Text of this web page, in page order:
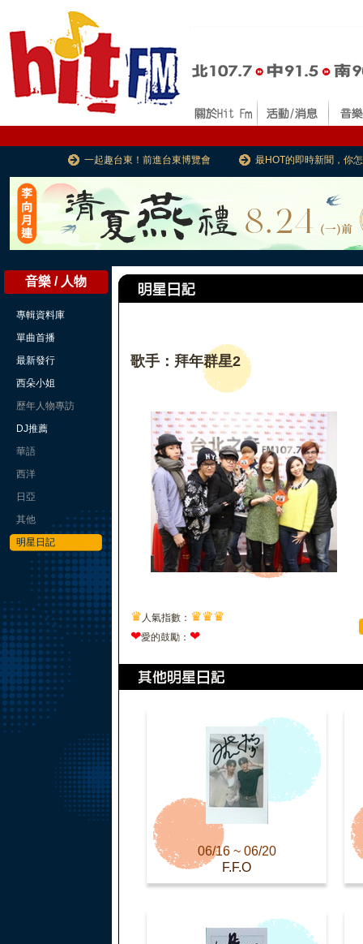
一起趣台東！前進台東博覽會 最HOT的即時新聞，你
音樂 / 人物
專輯資料庫
單曲首播
最新發行
西朵小姐
歷年人物專訪
DJ推薦
華語
西洋
日亞
其他
明星日記
歌手：拜年群星2
♛ 人氣指數： ♛♛♛
❤愛的鼓勵： ❤
06/16 ~ 06/20
F.F.O